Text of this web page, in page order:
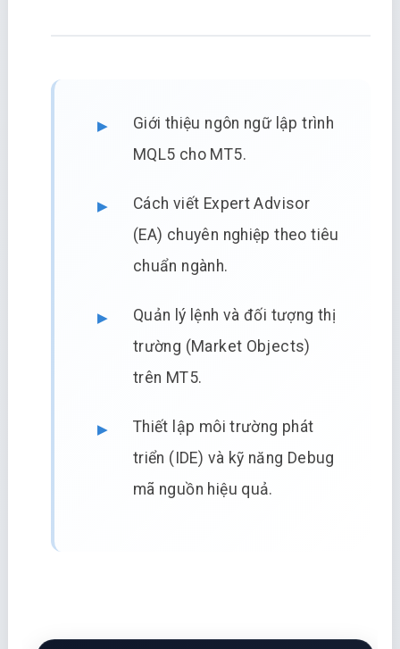
Giới thiệu ngôn ngữ lập trình
MQL5 cho MT5.
Cách viết Expert Advisor
(EA) chuyên nghiệp theo tiêu
chuẩn ngành.
Quản lý lệnh và đối tượng thị
trường (Market Objects)
trên MT5.
Thiết lập môi trường phát
triển (IDE) và kỹ năng Debug
mã nguồn hiệu quả.